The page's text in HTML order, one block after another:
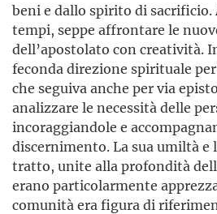
beni e dallo spirito di
tempi, seppe affrontare le
dell’apostolato con creatività.
feconda direzione spirituale
che seguiva anche per via
analizzare le necessità delle
incoraggiandole e
discernimento. La sua umiltà e
tratto, unite alla profondità
erano particolarmente
comunità era figura di